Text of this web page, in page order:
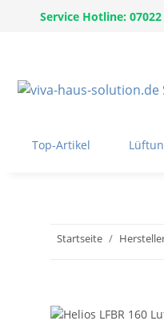
Service Hotline: 07022
Top-Artikel
Startseite